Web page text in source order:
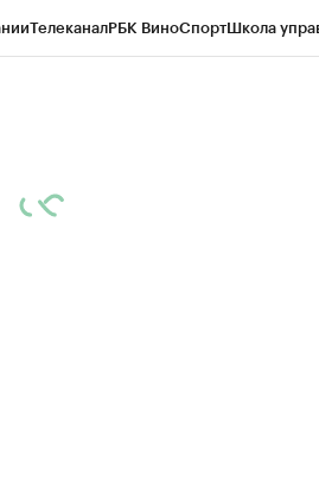
ТелеканалРБК ВиноСпортШкола